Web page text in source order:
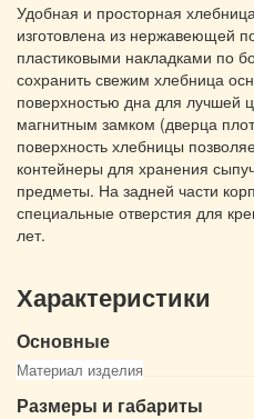
Удобная и просторная
изготовлена из нержавеющей
пластиковыми накладками по
сохранить свежим хлебница
поверхностью дна для лучшей
магнитным замком (дверца
поверхность хлебницы
контейнеры для хранения
предметы. На задней части
специальные отверстия для
лет.
Характеристики
Основные
Материал изделия
Размеры и габариты